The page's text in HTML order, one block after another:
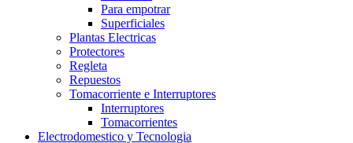
Para empotrar
Superficiales
Plantas Electricas
Protectores
Regleta
Repuestos
Tomacorriente e Interruptores
Interruptores
Tomacorrientes
Electrodomestico y Tecnologia